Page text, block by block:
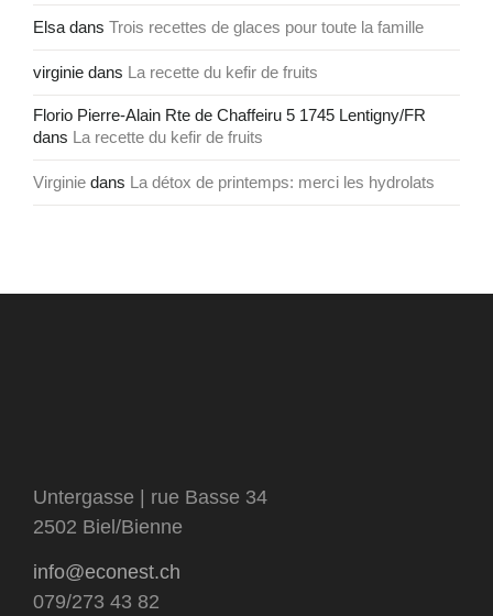
Elsa dans Trois recettes de glaces pour toute la famille
virginie dans La recette du kefir de fruits
Florio Pierre-Alain Rte de Chaffeiru 5 1745 Lentigny/FR
dans La recette du kefir de fruits
Virginie dans La détox de printemps: merci les hydrolats
Untergasse | rue Basse 34
2502 Biel/Bienne
info@econest.ch
079/273 43 82